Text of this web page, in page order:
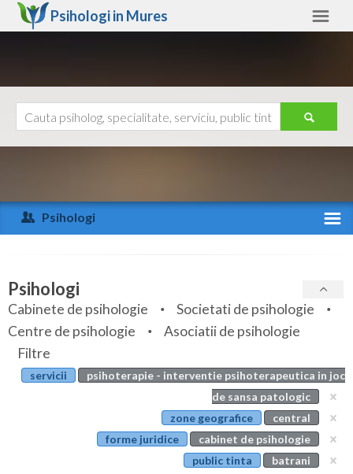
Psihologi in Mures
Arad
Arges
Bihor
Bistrita-Nasaud
Botosani
Ajutor
Psihologi
Specialitati
Servicii
Articole
Evenimente
Psihologi
Cabinete de psihologie
Societati de psihologie
Centre de psihologie
Asociatii de psihologie
Filtre
servicii
psihoterapie - interventie psihoterapeutica in joc
de sansa patologic
zone geografice
central
forme juridice
cabinet de psihologie
public tinta
batrani